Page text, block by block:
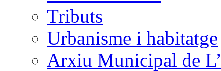
Tributs
Urbanisme i habitatge
Arxiu Municipal de